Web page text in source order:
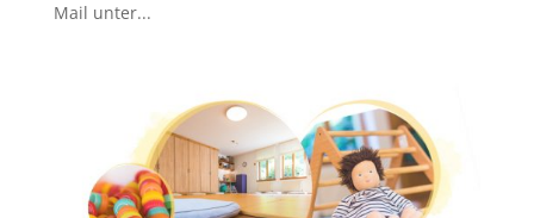
Mail unter...